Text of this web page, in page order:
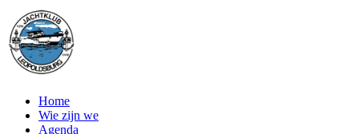
Home
Wie zijn we
Agenda